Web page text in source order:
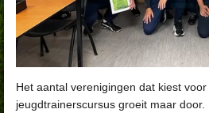
Het aantal verenigingen dat kiest
jeugdtrainerscursus groeit maar door.